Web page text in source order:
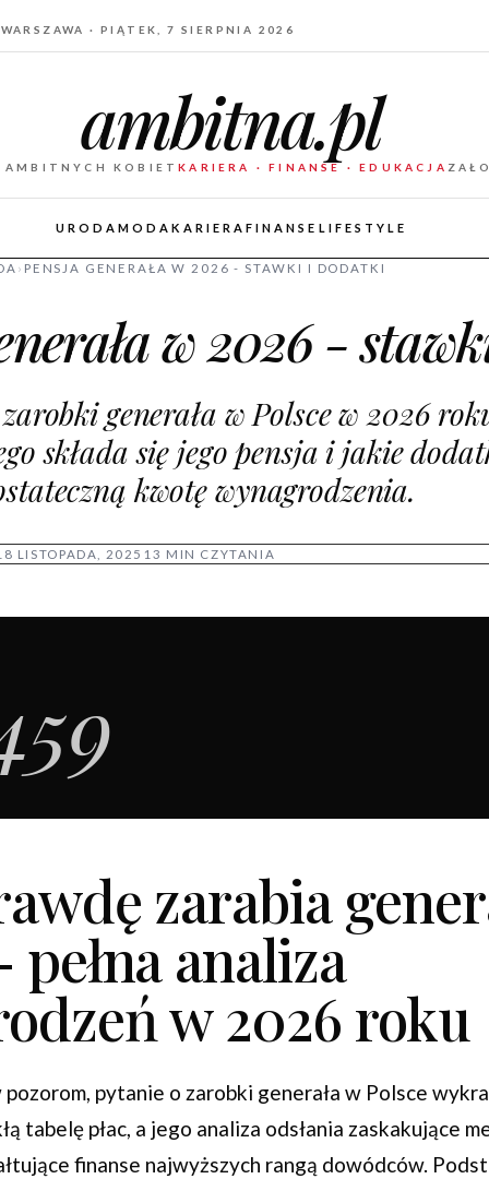
WARSZAWA · PIĄTEK, 7 SIERPNIA 2026
ambitna.pl
AMBITNYCH KOBIETKARIERA · FINANSE · EDUKACJA
URODAMODAKARIERA FINANSE LIFESTYLE
› PENSJA GENERAŁA W 2026 - STAWKI I DODATKI
w 2026 -
generała w Polsce w 2026
składa się jego pensja i jakie
kwotę wynagrodzenia.
LISTOPADA, 2025 13 MIN CZYTANIA
zarabia
pełna analiza
w 2026 roku
pytanie o zarobki generała w Polsce
tabelę płac, a jego analiza odsłania zaskakujące
finanse najwyższych rangą dowódców.